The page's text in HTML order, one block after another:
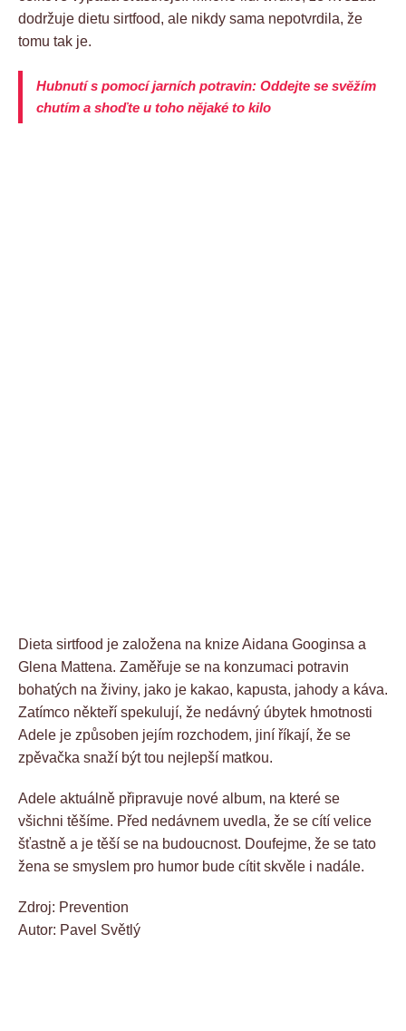
dodržuje dietu sirtfood, ale nikdy sama nepotvrdila, že
tomu tak je.
Hubnutí s pomocí jarních potravin: Oddejte se svěžím
chutím a shoďte u toho nějaké to kilo
Dieta sirtfood je založena na knize Aidana Googinsa a
Glena Mattena. Zaměřuje se na konzumaci potravin
bohatých na živiny, jako je kakao, kapusta, jahody a káva.
Zatímco někteří spekulují, že nedávný úbytek hmotnosti
Adele je způsoben jejím rozchodem, jiní říkají, že se
zpěvačka snaží být tou nejlepší matkou.
Adele aktuálně připravuje nové album, na které se
všichni těšíme. Před nedávnem uvedla, že se cítí velice
šťastně a je těší se na budoucnost. Doufejme, že se tato
žena se smyslem pro humor bude cítit skvěle i nadále.
Zdroj: Prevention
Autor: Pavel Světlý